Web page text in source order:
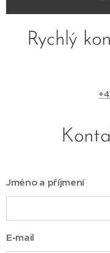
Rychlý
Jméno a příjmení
E-mail